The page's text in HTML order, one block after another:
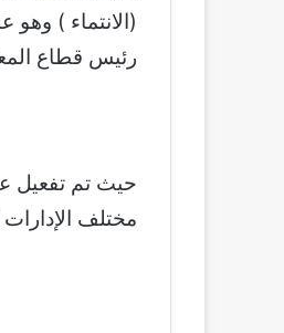
(الانتماء ) وهو
رئيس قطاع
حيث تم تفعيل
مختلف